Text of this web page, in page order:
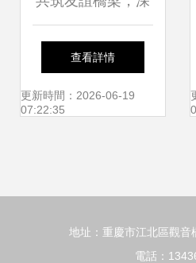
化中蒙情誼——二
連浩特市37名師生
實
查看詳情
更新時間：2026-06-19
07:22:35
地址：重慶市江北區觀音
電話：